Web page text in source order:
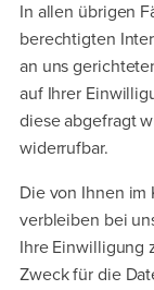
In allen übrigen
berechtigten
an uns
auf Ihrer
diese abgefragt
widerrufbar.
Die von Ihnen im
verbleiben bei
Ihre Einwilligung
Zweck für die